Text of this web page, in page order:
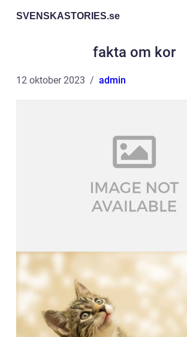
SVENSKASTORIES.se
fakta om kor
12 oktober 2023 admin